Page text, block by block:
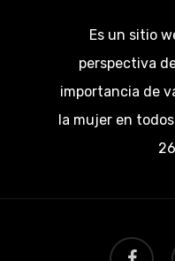
Es un sitio
perspectiva
importancia de
la mujer en
facebook